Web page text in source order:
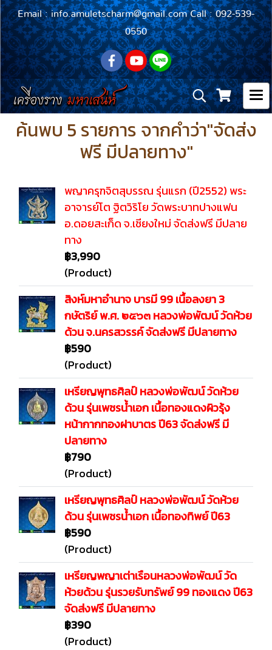
Email : info.amuletscharm@gmail.com Call : 092-539-
0550
ค้นพบ 5 รายการ จากคำว่า"จัดส่ง
ฟรี มีปลายทาง"
พญาครุฑจิตสุบรรณ รุ่นแรก (ปี2552) พระ
อาจารย์โต ฐิตวิริโย วัดพระบาทปางแฟน
อ.ดอยสะเก็ด จ.เชียงใหม่ จัดส่งฟรี มีปลาย
ทาง
฿3,990
(Product)
สิงห์มหาอำนาจ บารมี 99 เนื้อลงยา 3
กษัตริย์ พ.ศ. ๒๕๖๓ หลวงพ่อพัฒน์ วัดห้วย
ด้วน จ.นครสวรรค์ จัดส่งฟรี มีปลายทาง
฿590
(Product)
เหรียญพุทธศิลป์ หลวงพ่อพัฒน์ วัดห้วย
ด้วน รุ่นเพชรน้ำเอก เนื้อทองแดงผิวรุ้ง
หน้ากากทองฝาบาตร ปี63 จัดส่งฟรี มี
ปลายทาง
฿790
(Product)
เหรียญพุทธศิลป์ หลวงพ่อพัฒน์ วัดห้วย
ด้วน รุ่นเพชรน้ำเอก เนื้อทองทิพย์ ปี63
฿590
(Product)
เหรียญพญาเต่าเรือนหลวงพ่อพัฒน์ วัด
ห้วยด้วน รุ่นรวยรับทรัพย์ 99 ทองแดง ปี63
จัดส่งฟรี มีปลายทาง
฿390
(Product)